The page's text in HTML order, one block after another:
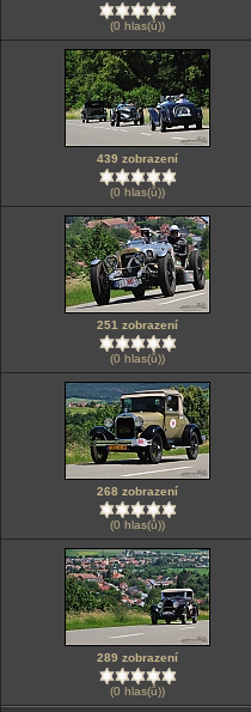
(0 hlas(ů))
439 zobrazení
(0 hlas(ů))
251 zobrazení
(0 hlas(ů))
268 zobrazení
(0 hlas(ů))
289 zobrazení
(0 hlas(ů))